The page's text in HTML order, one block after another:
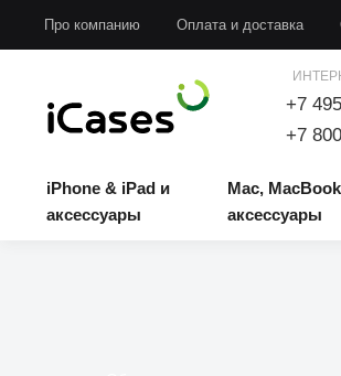
Про компанию Оплата и доставка
+7
+7
iPhone & iPad и
аксессуары
Mac,
аксессуары